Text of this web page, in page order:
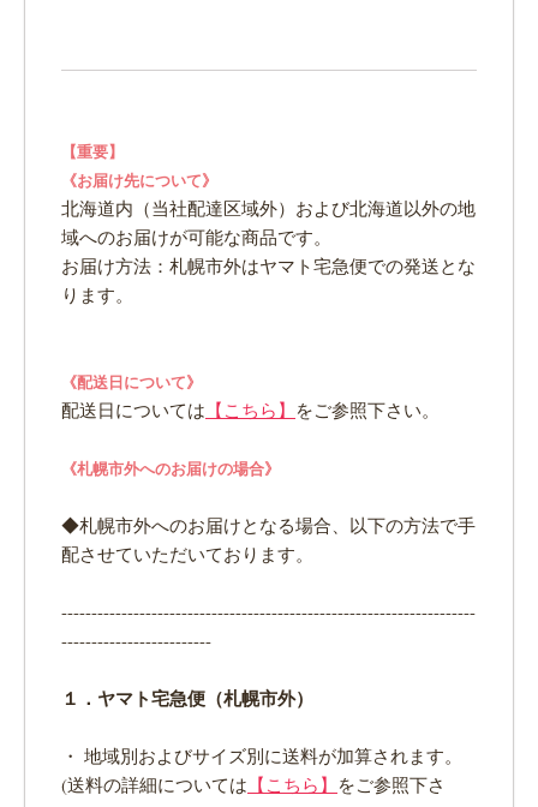
【重要】
《お届け先について》
北海道内（当社配達区域外）および北海道以外の地
域へのお届けが可能な商品です。
お届け方法：札幌市外はヤマト宅急便での発送とな
ります。
《配送日について》
配送日については 【こちら】 をご参照下さい。
《札幌市外へのお届けの場合》
◆札幌市外へのお届けとなる場合、以下の方法で手
配させていただいております。
---------------------------------------------------------------------
-------------------------
１．ヤマト宅急便（札幌市外）
・ 地域別およびサイズ別に送料が加算されます。
(送料の詳細については 【こちら】 をご参照下さ